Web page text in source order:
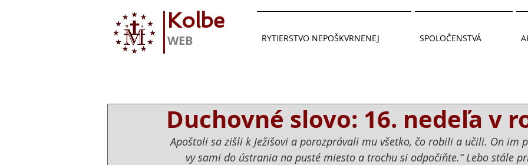
Kolbe
WEB RYTIERSTVO NEPOŠKVRNENEJ SPOLOČENSTVÁ
Duchovné slovo: 16. nedeľa v
Apoštoli sa zišli k Ježišovi a porozprávali mu všetko, čo robili a učili. On im
vy sami do ústrania na pusté miesto a trochu si odpočiňte.“ Lebo stále